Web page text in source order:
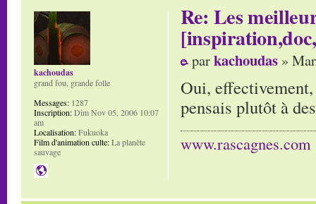
Re: Les
parkachoudas »
Oui,
pensais plutôt à
www.rascagnes.com
kachoudas
grand fou, grande folle
Messages: 1287
Inscription:Dim Nov 05, 2006 10:07
am
Localisation:Fukuoka
Film d'animation culte:La planète
sauvage